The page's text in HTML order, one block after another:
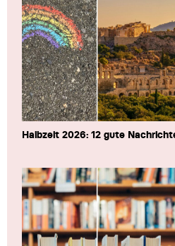
Halbzeit 2026: 12 gute